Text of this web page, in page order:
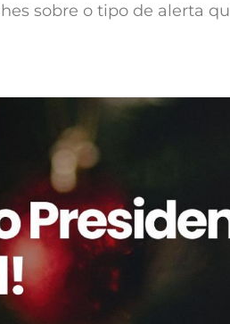
sobre o tipo de alerta